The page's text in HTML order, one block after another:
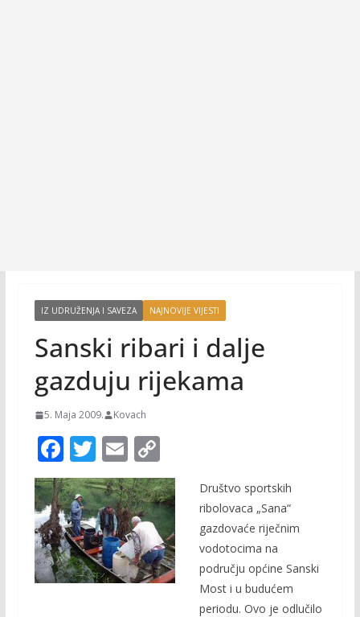
IZ UDRUŽENJA I SAVEZA NAJNOVIJE VIJESTI
Sanski ribari i dalje
gazduju rijekama
5. Maja 2009. Kovach
F
ac
e
b
o
o
T
w
itt
er
E
m
ai
l
C
o
p
y
Li
n
Društvo sportskih
ribolovaca „Sana“
gazdovaće riječnim
vodotocima na
području općine Sanski
Most i u budućem
periodu. Ovo je odlučilo